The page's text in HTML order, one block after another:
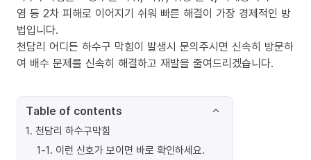
염 등 2차 피해로 이어지기 쉬워 빠른 해결이 가장 경제적인 방
법입니다.
천담리 어디든 하수구 막힘이 발생시 문의주시면 신속히 방문하
여 배수 문제를 신속히 해결하고 재발을 줄여드리겠습니다.
Table of contents
1. 천담리 하수구막힘
1-1. 이런 신호가 보이면 바로 확인하세요.